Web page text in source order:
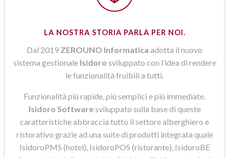
LA NOSTRA STORIA PARLA PER NOI.
Dal 2019 ZEROUNO Informatica adotta il nuovo
sistema gestionale Isidoro sviluppato con l’idea di rendere
le funzionalità fruibili a tutti.
Funzionalità più rapide, più semplici e più immediate.
Isidoro Softwaresviluppato sulla base di queste
caratteristiche abbraccia tutto il settore alberghiero e
ristorativo grazie ad una suite di prodotti integrata quale
IsidoroPMS (hotel), IsidoroPOS (ristorante), IsidoroBE